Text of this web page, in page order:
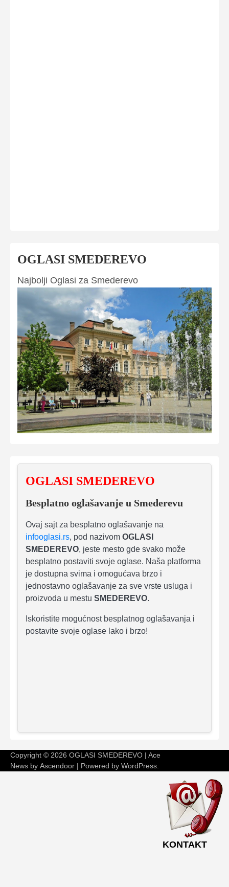
OGLASI SMEDEREVO
Najbolji Oglasi za Smederevo
OGLASI SMEDEREVO
Besplatno oglašavanje u Smederevu
Ovaj sajt za besplatno oglašavanje na
infooglasi.rs, pod nazivom OGLASI
SMEDEREVO, jeste mesto gde svako može
besplatno postaviti svoje oglase. Naša platforma
je dostupna svima i omogućava brzo i
jednostavno oglašavanje za sve vrste usluga i
proizvoda u mestu SMEDEREVO.
Iskoristite mogućnost besplatnog oglašavanja i
postavite svoje oglase lako i brzo!
Copyright © 2026 OGLASI SMEDEREVO | Ace
News by Ascendoor | Powered by WordPress
KONTAKT